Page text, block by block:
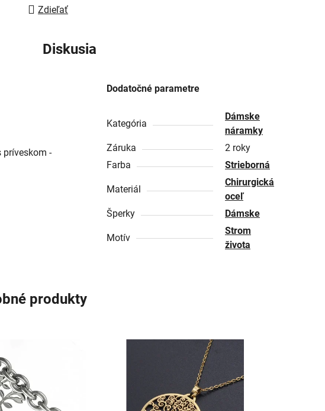
Zdieľať
Diskusia
príveskom -
Dodatočné parametre
Kategória
Dámske
náramky
Záruka
2 roky
Farba
Strieborná
Materiál
Chirurgická
oceľ
Šperky
Dámske
Motív
Strom
života
produkty